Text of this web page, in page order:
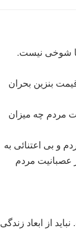
ها شوخی نیست.
بنزین بحران
مردم چه میزان
و بی اعتنائی به
عصبانیت مردم
راباید شناخت. نباید از ابعاد زندگی